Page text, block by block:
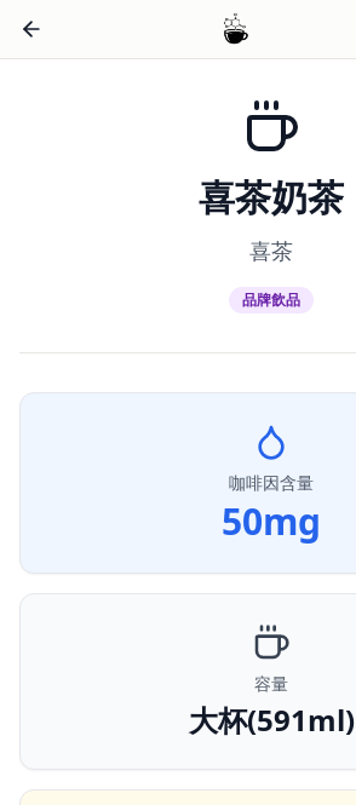
喜茶奶茶
喜茶
品牌飲品
咖啡因含量
50mg
容量
大杯(591ml)